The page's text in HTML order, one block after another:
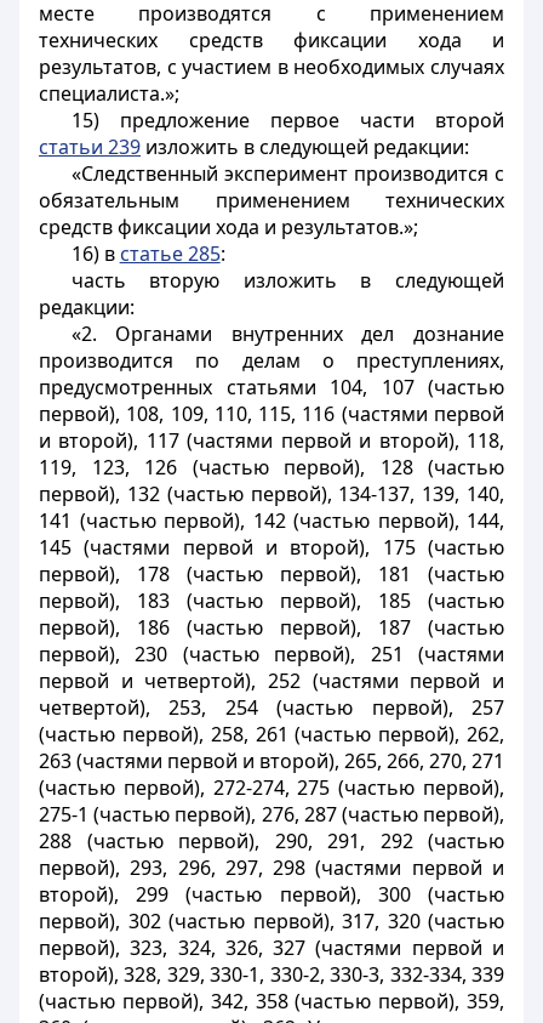
месте производятся с применением
технических средств фиксации хода и
результатов, с участием в необходимых случаях
специалиста.»;
15) предложение первое части второй
статьи 239 изложить в следующей редакции:
«Следственный эксперимент производится с
обязательным применением технических
средств фиксации хода и результатов.»;
16) в статье 285:
часть вторую изложить в следующей
редакции:
«2. Органами внутренних дел дознание
производится по делам о преступлениях,
предусмотренных статьями 104, 107 (частью
первой), 108, 109, 110, 115, 116 (частями первой
и второй), 117 (частями первой и второй), 118,
119, 123, 126 (частью первой), 128 (частью
первой), 132 (частью первой), 134-137, 139, 140,
141 (частью первой), 142 (частью первой), 144,
145 (частями первой и второй), 175 (частью
первой), 178 (частью первой), 181 (частью
первой), 183 (частью первой), 185 (частью
первой), 186 (частью первой), 187 (частью
первой), 230 (частью первой), 251 (частями
первой и четвертой), 252 (частями первой и
четвертой), 253, 254 (частью первой), 257
(частью первой), 258, 261 (частью первой), 262,
263 (частями первой и второй), 265, 266, 270, 271
(частью первой), 272-274, 275 (частью первой),
275-1 (частью первой), 276, 287 (частью первой),
288 (частью первой), 290, 291, 292 (частью
первой), 293, 296, 297, 298 (частями первой и
второй), 299 (частью первой), 300 (частью
первой), 302 (частью первой), 317, 320 (частью
первой), 323, 324, 326, 327 (частями первой и
второй), 328, 329, 330-1, 330-2, 330-3, 332-334, 339
(частью первой), 342, 358 (частью первой), 359,